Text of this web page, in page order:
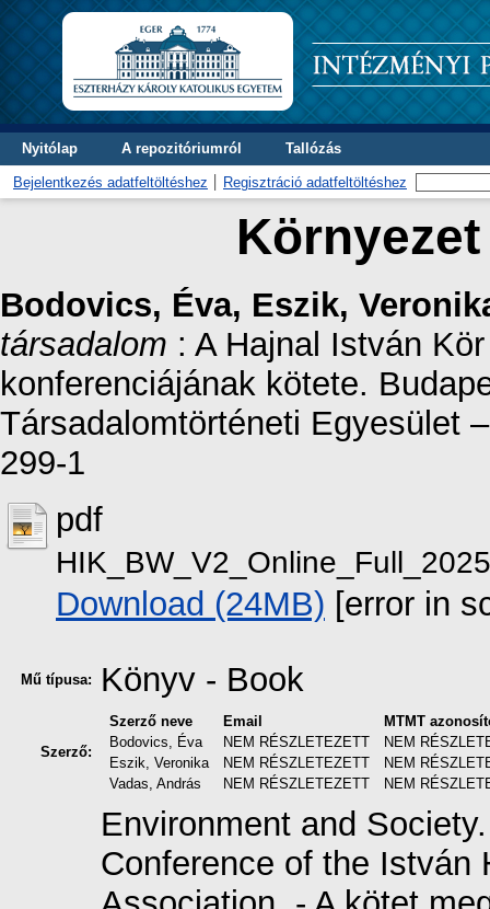
Nyitólap A repozitóriumról Tallózás
Bejelentkezés adatfeltöltéshez Regisztráció adatfeltöltéshez
Bodovics, Éva, Eszik,
társadalom : A Hajnal István
konferenciájának kötete.
Társadalomtörténeti Egyesület
299-1
pdf
Download (24MB) [error in
Mű típusa: Könyv - Book
Szerző:
Szerző neve Email
MTMT
Bodovics, Éva
NEM RÉSZLETEZETT
NEM
Eszik, Veronika
NEM RÉSZLETEZETT
NEM
Vadas, András
NEM RÉSZLETEZETT NEM
Environment and
Conference of the István